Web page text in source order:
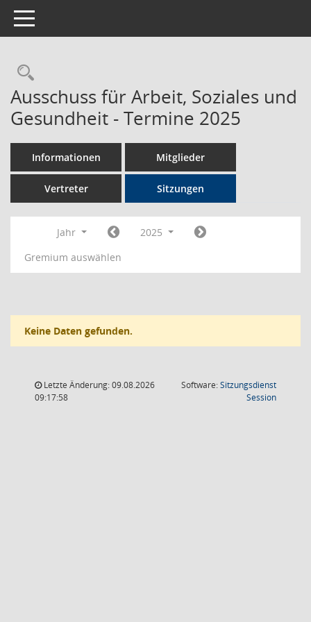
Toggle navigation
Rechercheauswahl
Ausschuss für Arbeit, Soziales und
Gesundheit - Termine 2025
Informationen Mitglieder
Vertreter Sitzungen
Jahr
2025
Gremium auswählen
Keine Daten gefunden.
Letzte Änderung: 09.08.2026
09:17:58
Software:Sitzungsdienst
Session(Wird in